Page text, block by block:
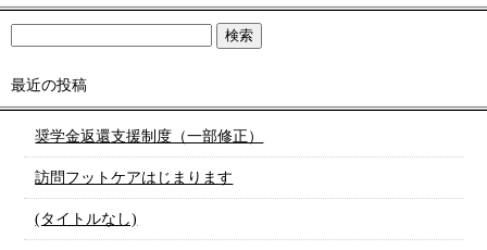
最近の投稿
奨学金返還支援制度（一部修正）
訪問フットケアはじまります
(タイトルなし)